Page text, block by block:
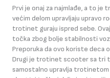
Prvi je onaj za najmlađe, a to
većim delom upravljaju upravo
trotinet guraju ispred sebe.
točka zbog bolje stabilnosti
Preporuka da ovo koriste deca
Drugi je trotinet scooter sa tri
samostalno upravlja